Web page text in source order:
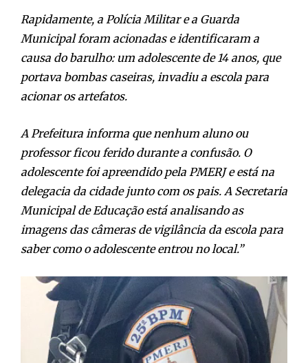
Rapidamente, a Polícia Militar e a Guarda
Municipal foram acionadas e identificaram a
causa do barulho: um adolescente de 14 anos, que
portava bombas caseiras, invadiu a escola para
acionar os artefatos.
A Prefeitura informa que nenhum aluno ou
professor ficou ferido durante a confusão. O
adolescente foi apreendido pela PMERJ e está na
delegacia da cidade junto com os pais. A Secretaria
Municipal de Educação está analisando as
imagens das câmeras de vigilância da escola para
saber como o adolescente entrou no local.”